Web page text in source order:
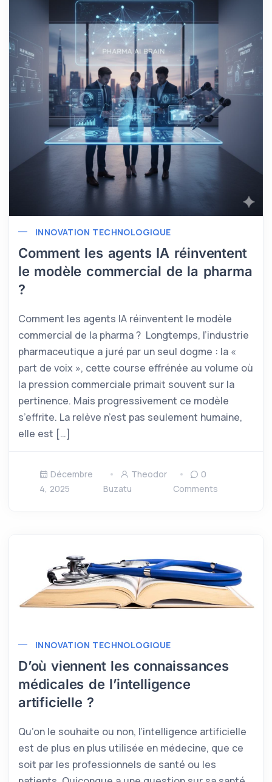
INNOVATION TECHNOLOGIQUE
Comment les agents IA réinventent
le modèle commercial de la pharma
?
Comment les agents IA réinventent le modèle
commercial de la pharma ? Longtemps, l’industrie
pharmaceutique a juré par un seul dogme : la «
part de voix », cette course effrénée au volume où
la pression commerciale primait souvent sur la
pertinence. Mais progressivement ce modèle
s’effrite. La relève n’est pas seulement humaine,
elle est […]
Décembre
4, 2025
Theodor
Buzatu
0
Comments
INNOVATION TECHNOLOGIQUE
D’où viennent les connaissances
médicales de l’intelligence
artificielle ?
Qu’on le souhaite ou non, l’intelligence artificielle
est de plus en plus utilisée en médecine, que ce
soit par les professionnels de santé ou les